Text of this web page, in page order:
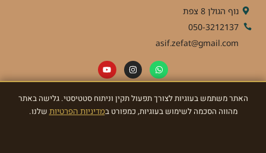
האתר משתמש בעוגיות לצורך תפעול תקין וניתוח סטטיסטי. גלישה באתר
מהווה הסכמה לשימוש בעוגיות, כמפורט במדיניות הפרטיותשלנו.
נוף הגולן 8 צפת
050-3212137
asif.zefat@gmail.com
ניוזלטר